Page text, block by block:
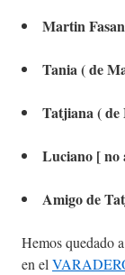
Martin
Tania ( de
Tatjiana (
Luciano [ no
Amigo de
Hemos quedado
en el